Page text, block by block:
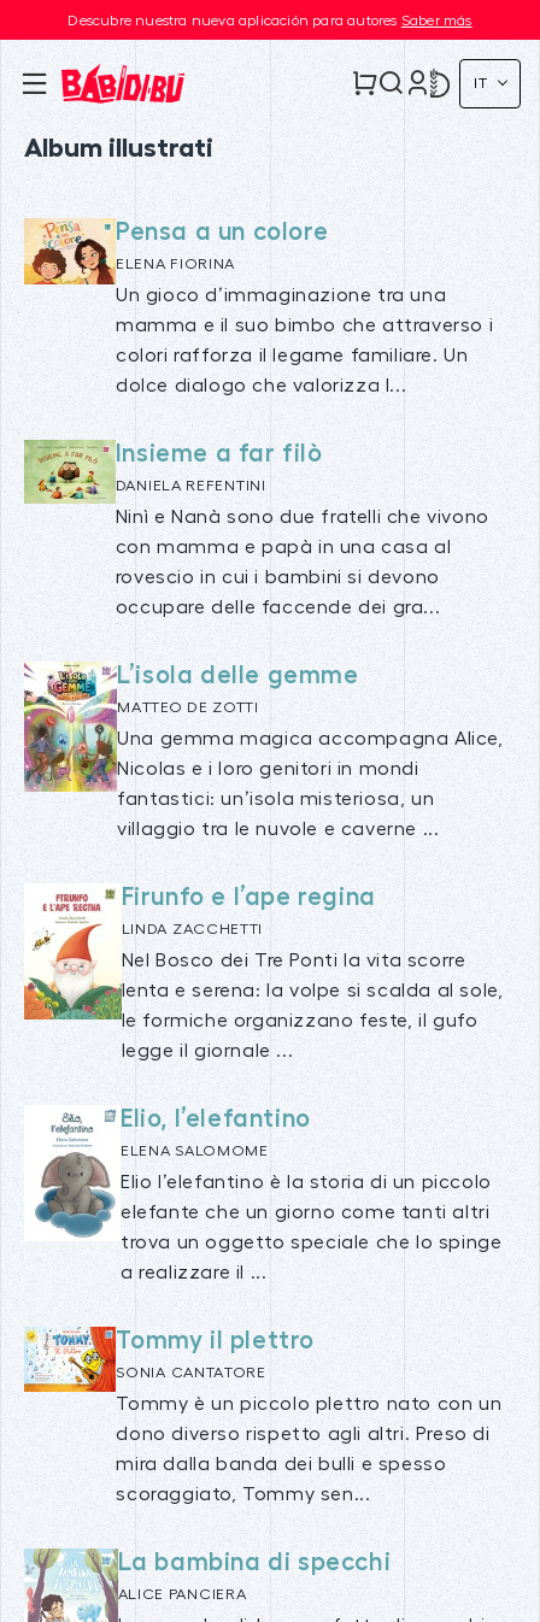
Descubre nuestra nueva aplicación para autores Saber más
IT
Album illustrati
Pensa a un colore
ELENA FIORINA
Un gioco d’immaginazione tra una
mamma e il suo bimbo che attraverso i
colori rafforza il legame familiare. Un
dolce dialogo che valorizza l...
Insieme a far filò
DANIELA REFENTINI
Ninì e Nanà sono due fratelli che vivono
con mamma e papà in una casa al
rovescio in cui i bambini si devono
occupare delle faccende dei gra...
L’isola delle gemme
MATTEO DE ZOTTI
Una gemma magica accompagna Alice,
Nicolas e i loro genitori in mondi
fantastici: un’isola misteriosa, un
villaggio tra le nuvole e caverne ...
Firunfo e l’ape regina
LINDA ZACCHETTI
Nel Bosco dei Tre Ponti la vita scorre
lenta e serena: la volpe si scalda al sole,
le formiche organizzano feste, il gufo
legge il giornale ...
Elio, l’elefantino
ELENA SALOMOME
Elio l’elefantino è la storia di un piccolo
elefante che un giorno come tanti altri
trova un oggetto speciale che lo spinge
a realizzare il ...
Tommy il plettro
SONIA CANTATORE
Tommy è un piccolo plettro nato con un
dono diverso rispetto agli altri. Preso di
mira dalla banda dei bulli e spesso
scoraggiato, Tommy sen...
La bambina di specchi
ALICE PANCIERA